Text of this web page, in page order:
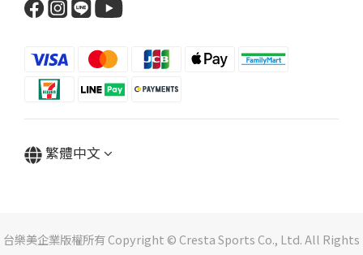
繁體中文
台樂美企業版權所有 Copyright © Cresta Sports Co., Ltd. All Rights